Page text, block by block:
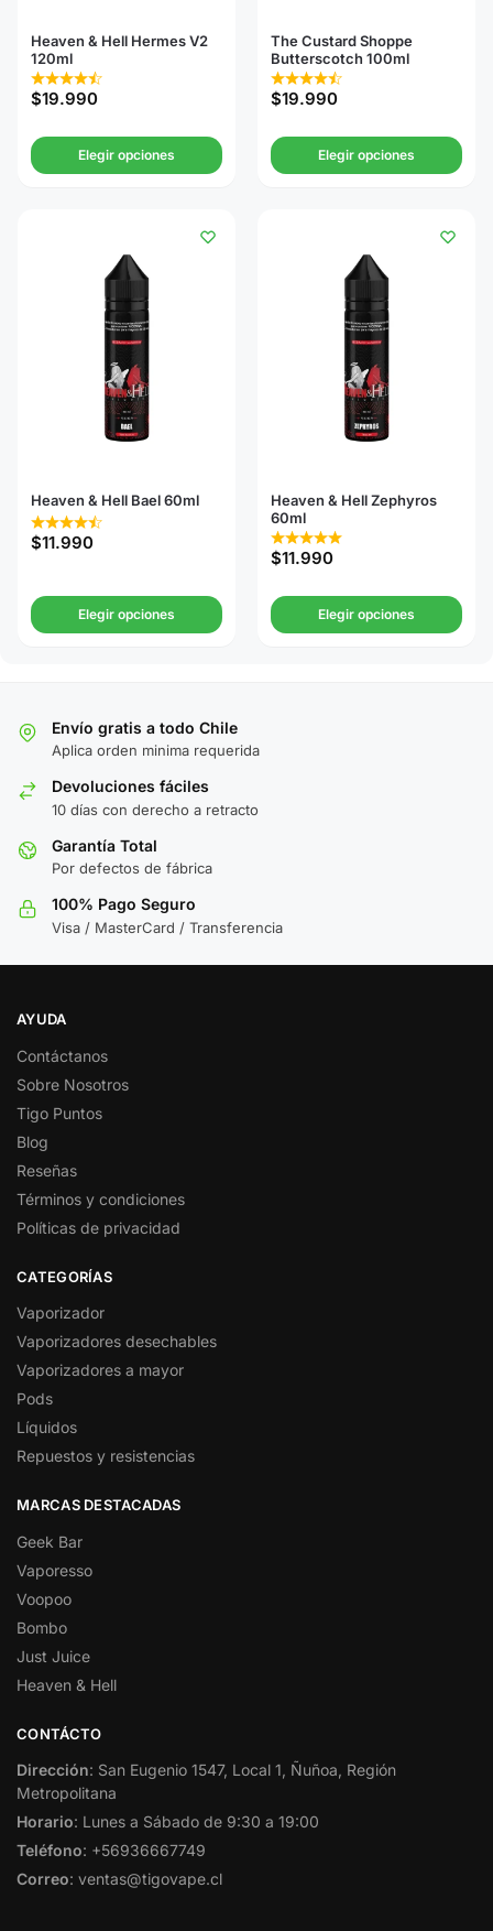
Heaven & Hell Hermes V2
120ml
$19.990
Elegir opciones
The Custard Shoppe
Butterscotch 100ml
$19.990
Elegir opciones
Heaven & Hell Bael 60ml
$11.990
Elegir opciones
Heaven & Hell Zephyros
60ml
$11.990
Elegir opciones
Envío gratis a todo Chile
Aplica orden minima requerida
Devoluciones fáciles
10 días con derecho a retracto
Garantía Total
Por defectos de fábrica
100% Pago Seguro
Visa / MasterCard / Transferencia
AYUDA
Contáctanos
Sobre Nosotros
Tigo Puntos
Blog
Reseñas
Términos y condiciones
Políticas de privacidad
CATEGORÍAS
Vaporizador
Vaporizadores desechables
Vaporizadores a mayor
Pods
Líquidos
Repuestos y resistencias
MARCAS DESTACADAS
Geek Bar
Vaporesso
Voopoo
Bombo
Just Juice
Heaven & Hell
CONTÁCTO
Dirección: San Eugenio 1547, Local 1, Ñuñoa, Región
Metropolitana
Horario: Lunes a Sábado de 9:30 a 19:00
Teléfono: +56936667749
Correo: ventas@tigovape.cl